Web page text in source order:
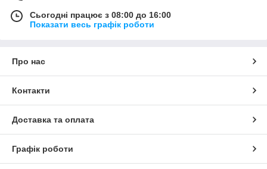
Сьогодні працює з 08:00 до 16:00
Показати весь графік роботи
Про нас
Контакти
Доставка та оплата
Графік роботи